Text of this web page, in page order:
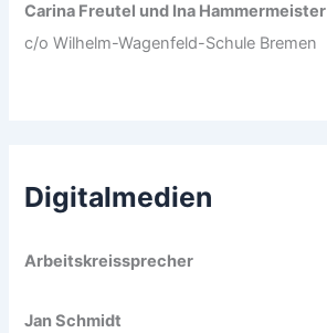
Carina Freutel und Ina Hammermeister
c/o Wilhelm-Wagenfeld-Schule Bremen
Digitalmedien
Arbeitskreissprecher
Jan Schmidt